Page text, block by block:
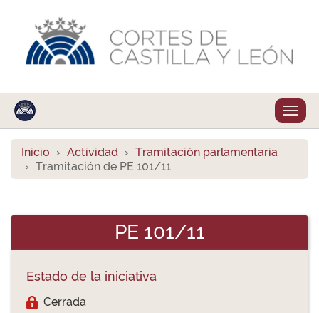
Inicio Actividad
Tramitación parlamentaria
Tramitación de PE 101/11
PE 101/11
Estado de la iniciativa
Cerrada